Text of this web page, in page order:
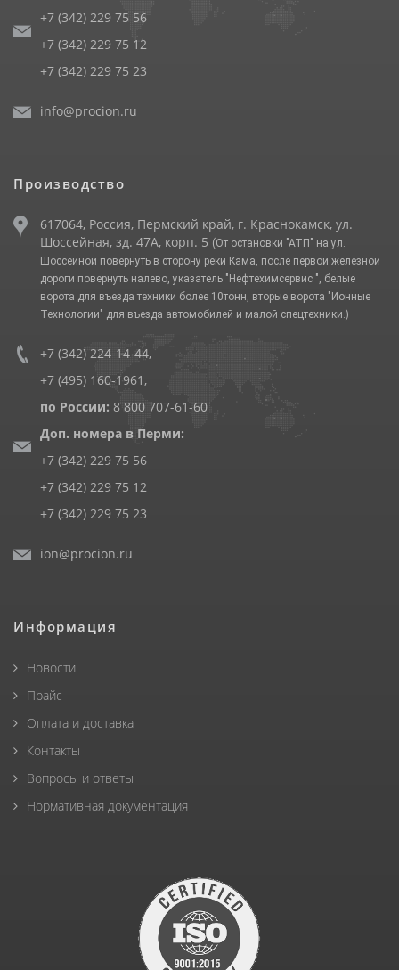
+7 (342) 229 75 56
+7 (342) 229 75 12
+7 (342) 229 75 23
info@procion.ru
Производство
617064, Россия, Пермский край, г. Краснокамск, ул.
Шоссейная, зд. 47А, корп. 5 (От остановки "АТП" на ул.
Шоссейной повернуть в сторону реки Кама, после первой железной
дороги повернуть налево, указатель "Нефтехимсервис ", белые
ворота для въезда техники более 10тонн, вторые ворота "Ионные
Технологии" для въезда автомобилей и малой спецтехники.)
+7 (342) 224-14-44,
+7 (495) 160-1961 ,
по России: 8 800 707-61-60
Доп. номера в Перми:
+7 (342) 229 75 56
+7 (342) 229 75 12
+7 (342) 229 75 23
ion@procion.ru
Информация
Новости
Прайс
Оплата и доставка
Контакты
Вопросы и ответы
Нормативная документация